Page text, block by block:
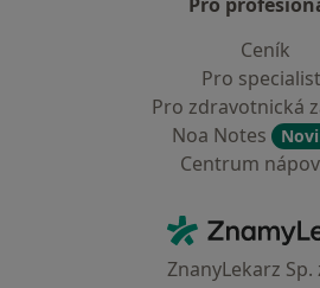
Ceník
Pro
Pro zdravotnická
Noa Notes
Centrum
ZnanyLekarz Sp.